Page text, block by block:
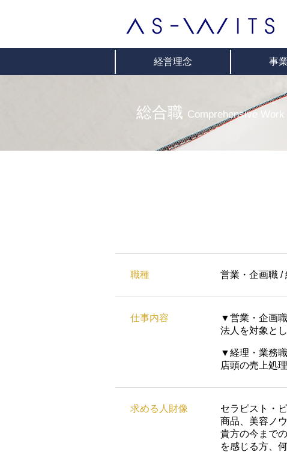
経営理念 事
総合職 Comprehensive Work
職種 営業・企画職 /
仕事内容
▼営業・企画
法人を対象と
▼経理・業務
店頭の売上処
求める人財像
セラピスト・
商品、美容ノ
貴方の今まで
を感じる方、